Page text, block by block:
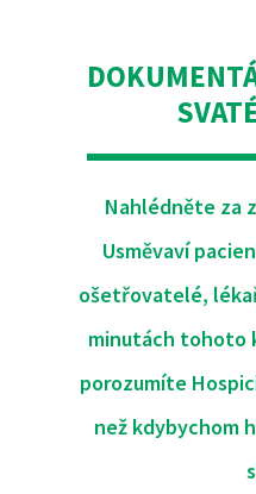
Nahlédněte za
Usměvaví
ošetřovatelé,
minutách tohoto
porozumíte
než kdybychom